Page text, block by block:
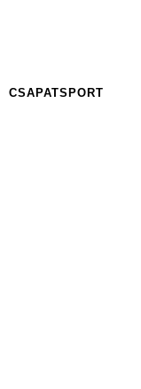
CSAPATSPORT